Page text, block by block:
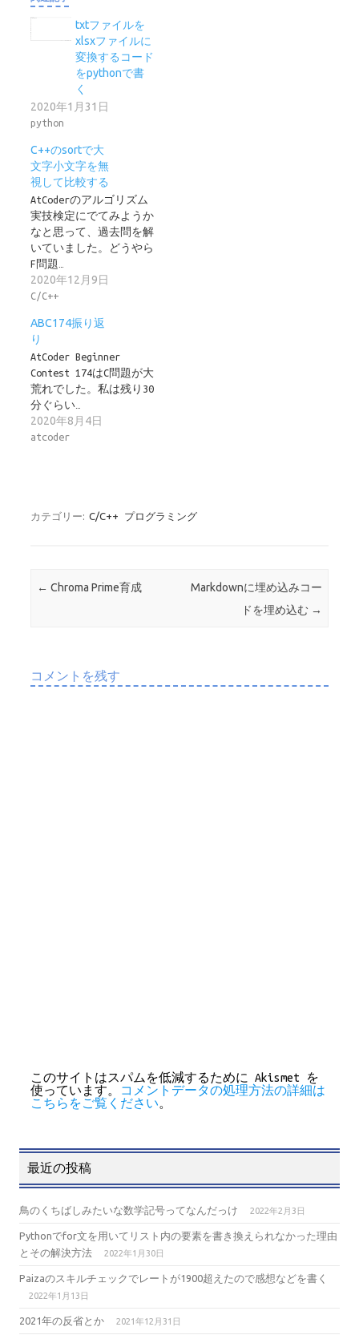
txtファイルを
xlsxファイルに
変換するコード
をpythonで書
く
2020年1月31日
python
C++のsortで大
文字小文字を無
視して比較する
AtCoderのアルゴリズム
実技検定にでてみようか
なと思って、過去問を解
いていました。どうやら
F問題…
2020年12月9日
C/C++
ABC174振り返
り
AtCoder Beginner
Contest 174はC問題が大
荒れでした。私は残り30
分ぐらい…
2020年8月4日
atcoder
カテゴリー: C/C++ プログラミング
投稿ナビゲーション
← Chroma Prime育成
Markdownに埋め込みコー
ドを埋め込む →
コメントを残す
このサイトはスパムを低減するために Akismet を
使っています。
コメントデータの処理方法の詳細は
こちらをご覧ください。
最近の投稿
鳥のくちばしみたいな数学記号ってなんだっけ 2022年2月3日
Pythonでfor文を用いてリスト内の要素を書き換えられなかった理由
とその解決方法
2022年1月30日
Paizaのスキルチェックでレートが1900超えたので感想などを書く
2022年1月13日
2021年の反省とか 2021年12月31日